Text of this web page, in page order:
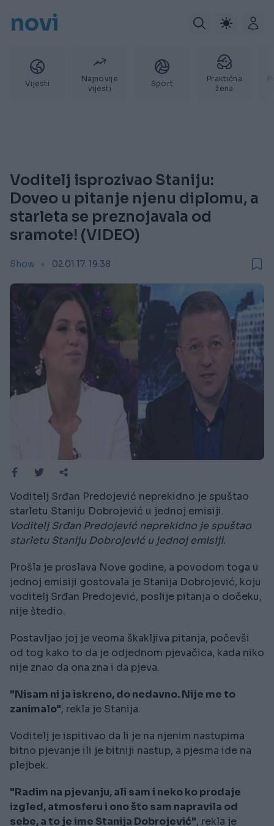
novi
Vijesti
Najnovije
vijesti
Sport
Praktična
žena
Voditelj isprozivao Staniju:
Doveo u pitanje njenu diplomu, a
starleta se preznojavala od
sramote! (VIDEO)
Show 02.01.17. 19:38
Voditelj Srđan Predojević neprekidno je spuštao
starletu Staniju Dobrojević u jednoj emisiji.
Voditelj Srđan Predojević neprekidno je spuštao
starletu Staniju Dobrojević u jednoj emisiji.
Prošla je proslava Nove godine, a povodom toga u
jednoj emisiji gostovala je Stanija Dobrojević, koju
voditelj Srđan Predojević, poslije pitanja o dočeku,
nije štedio.
Postavljao joj je veoma škakljiva pitanja, počevši
od tog kako to da je odjednom pjevačica, kada niko
nije znao da ona zna i da pjeva.
"Nisam ni ja iskreno, do nedavno. Nije me to
zanimalo", rekla je Stanija.
Voditelj je ispitivao da li je na njenim nastupima
bitno pjevanje ili je bitniji nastup, a pjesma ide na
plejbek.
"Radim na pjevanju, ali sam i neko ko prodaje
izgled, atmosferu i ono što sam napravila od
sebe, a to je ime Stanija Dobrojević", rekla je